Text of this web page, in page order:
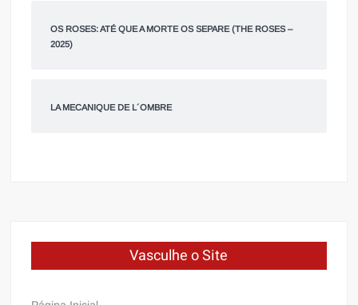
OS ROSES: ATÉ QUE A MORTE OS SEPARE (THE ROSES –
2025)
LA MECANIQUE DE L´OMBRE
Vasculhe o Site